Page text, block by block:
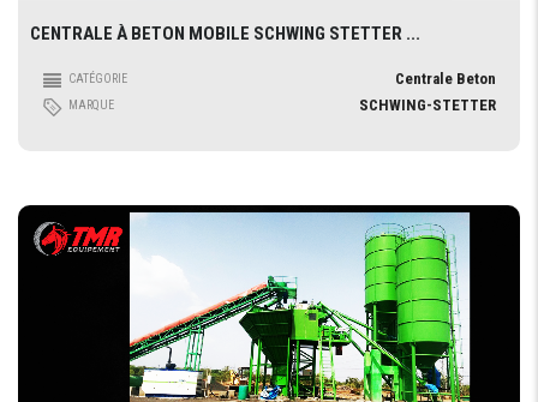
CENTRALE À BETON MOBILE SCHWING STETTER ...
CATÉGORIE Centrale Beton
MARQUE SCHWING-STETTER